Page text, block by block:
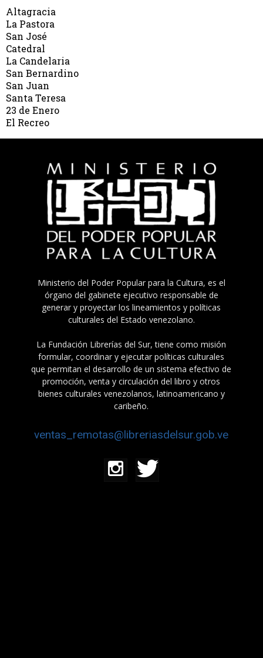
Altagracia
La Pastora
San José
Catedral
La Candelaria
San Bernardino
San Juan
Santa Teresa
23 de Enero
El Recreo
Ministerio del Poder Popular para la Cultura, es el
órgano del gabinete ejecutivo responsable de
generar y proyectar los lineamientos y políticas
culturales del Estado venezolano.
La Fundación Librerías del Sur, tiene como misión
formular, coordinar y ejecutar políticas culturales
que permitan el desarrollo de un sistema efectivo de
promoción, venta y circulación del libro y otros
bienes culturales venezolanos, latinoamericano y
caribeño.
ventas_remotas@libreriasdelsur.gob.ve